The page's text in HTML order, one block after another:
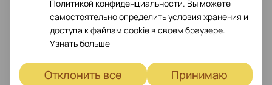
Мощность без усилий
Наслаждайтесь легкой зарядкой - просто
выровняйте свои устройства по
Политикой конфиденциальности. Вы можете
самостоятельно определить условия хранения и
доступа к файлам cookie в своем браузере.
Узнать больше
Отклонить все
Принимаю